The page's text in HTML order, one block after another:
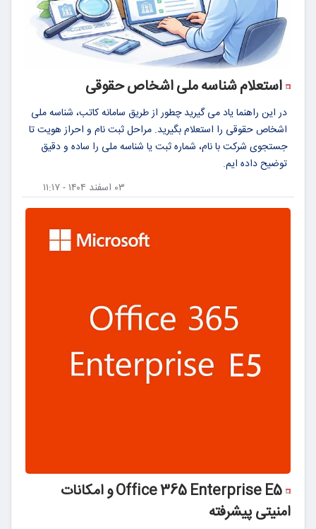
استعلام شناسه ملی اشخاص حقوقی
در این راهنما یاد می گیرید چطور از طریق سامانه کاتب، شناسه ملی
اشخاص حقوقی را استعلام بگیرید. مراحل ثبت نام و احراز هویت تا
جستجوی شرکت با نام، شماره ثبت یا شناسه ملی را ساده و دقیق
توضیح داده ایم.
۰۳ اسفند ۱۴۰۴ - ۱۱:۱۷
Office 365 Enterprise E5 و امکانات
امنیتی پیشرفته